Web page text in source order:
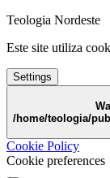
Teologia Nordeste
Este site utiliza
Settings
/home/teologia/
Cookie Policy
Cookie preferences